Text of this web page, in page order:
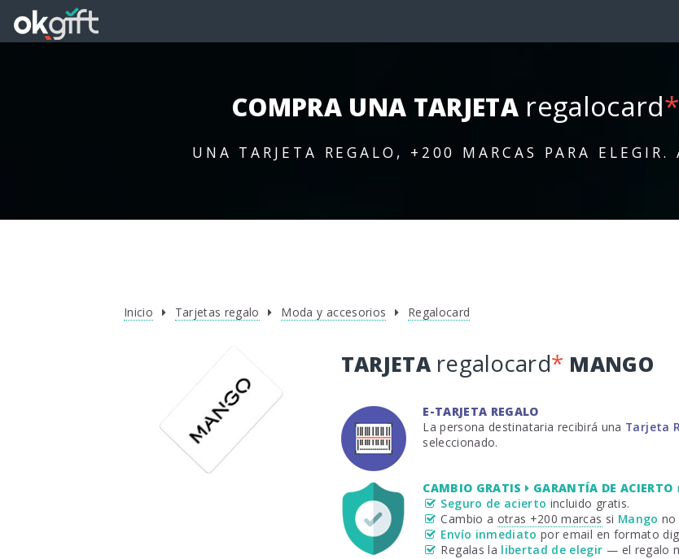
COMPRA UNA TARJETA regalocard*
UNA TARJETA REGALO, +200 MARCAS PARA ELEGIR.
Inicio Tarjetas regalo Moda y accesorios Regalocard
TARJETA regalocard* MANGO
E-TARJETA REGALO
La persona destinataria recibirá una Tarjeta
seleccionado.
CAMBIO GRATIS GARANTÍA DE ACIERTO
Seguro de acierto incluido gratis.
Cambio a otras +200 marcas si Mango no
Envío inmediato por email en formato
Regalas la libertad de elegir — el regalo